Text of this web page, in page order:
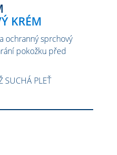
KRÉM
ochranný sprchový
pokožku před
SUCHÁ PLEŤ